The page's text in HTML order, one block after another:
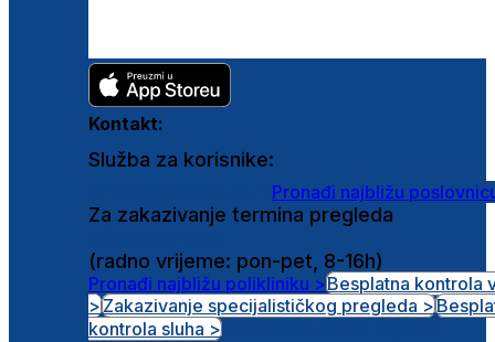
Kontakt:
Služba za korisnike:
Pronađi najbližu
Za zakazivanje termina pregleda
(radno vrijeme: pon-pet, 8-16h)
Pronađi najbližu polikliniku >Besplatna kontrola
>Zakazivanje specijalističkog pregleda >
kontrola sluha >